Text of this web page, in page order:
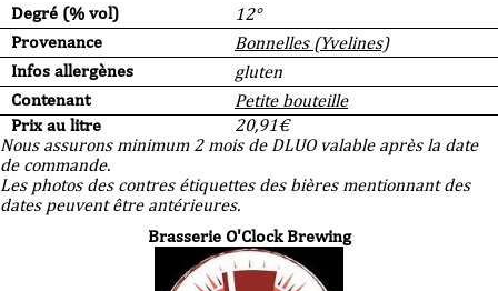
Degré (% vol)
12°
Provenance
Bonnelles (Yvelines)
Infos allergènes
gluten
Contenant
Petite bouteille
Prix au litre
20,91€
Nous assurons minimum 2 mois de DLUO valable après la date
de commande.
Les photos des contres étiquettes des bières mentionnant des
dates peuvent être antérieures.
Brasserie O'Clock Brewing